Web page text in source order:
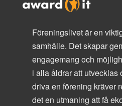
Föreningslivet är en
samhälle. Det skapar
engagemang och
i alla åldrar att utvecklas
driva en förening kräver
det en utmaning att få